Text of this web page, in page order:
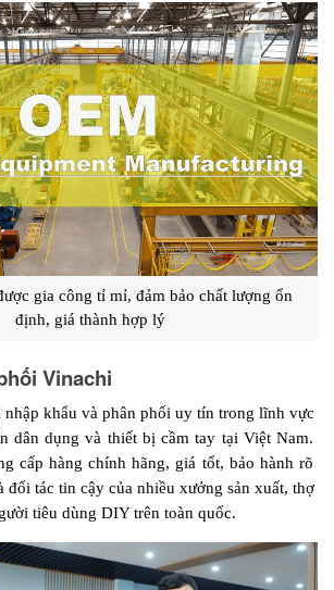
gia công tỉ mỉ, đảm bảo chất lượng ổn
định, giá thành hợp lý
Vinachi
nhập khẩu và phân phối uy tín trong lĩnh vực
dân dụng và thiết bị cầm tay tại Việt Nam.
cấp hàng chính hãng, giá tốt, bảo hành rõ
đối tác tin cậy của nhiều xưởng sản xuất, thợ
tiêu dùng DIY trên toàn quốc.